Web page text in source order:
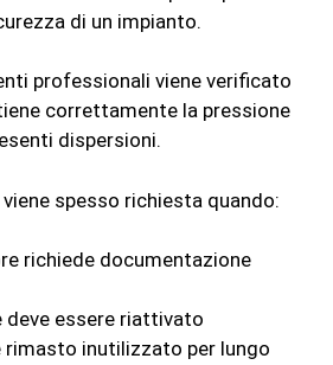
di un impianto.
professionali viene verificato
correttamente la pressione
dispersioni.
spesso richiesta quando:
richiede documentazione
essere riattivato
rimasto inutilizzato per lungo